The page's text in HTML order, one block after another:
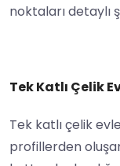
noktaları detaylı
Tek Katlı Çelik
Tek katlı çelik
profillerden